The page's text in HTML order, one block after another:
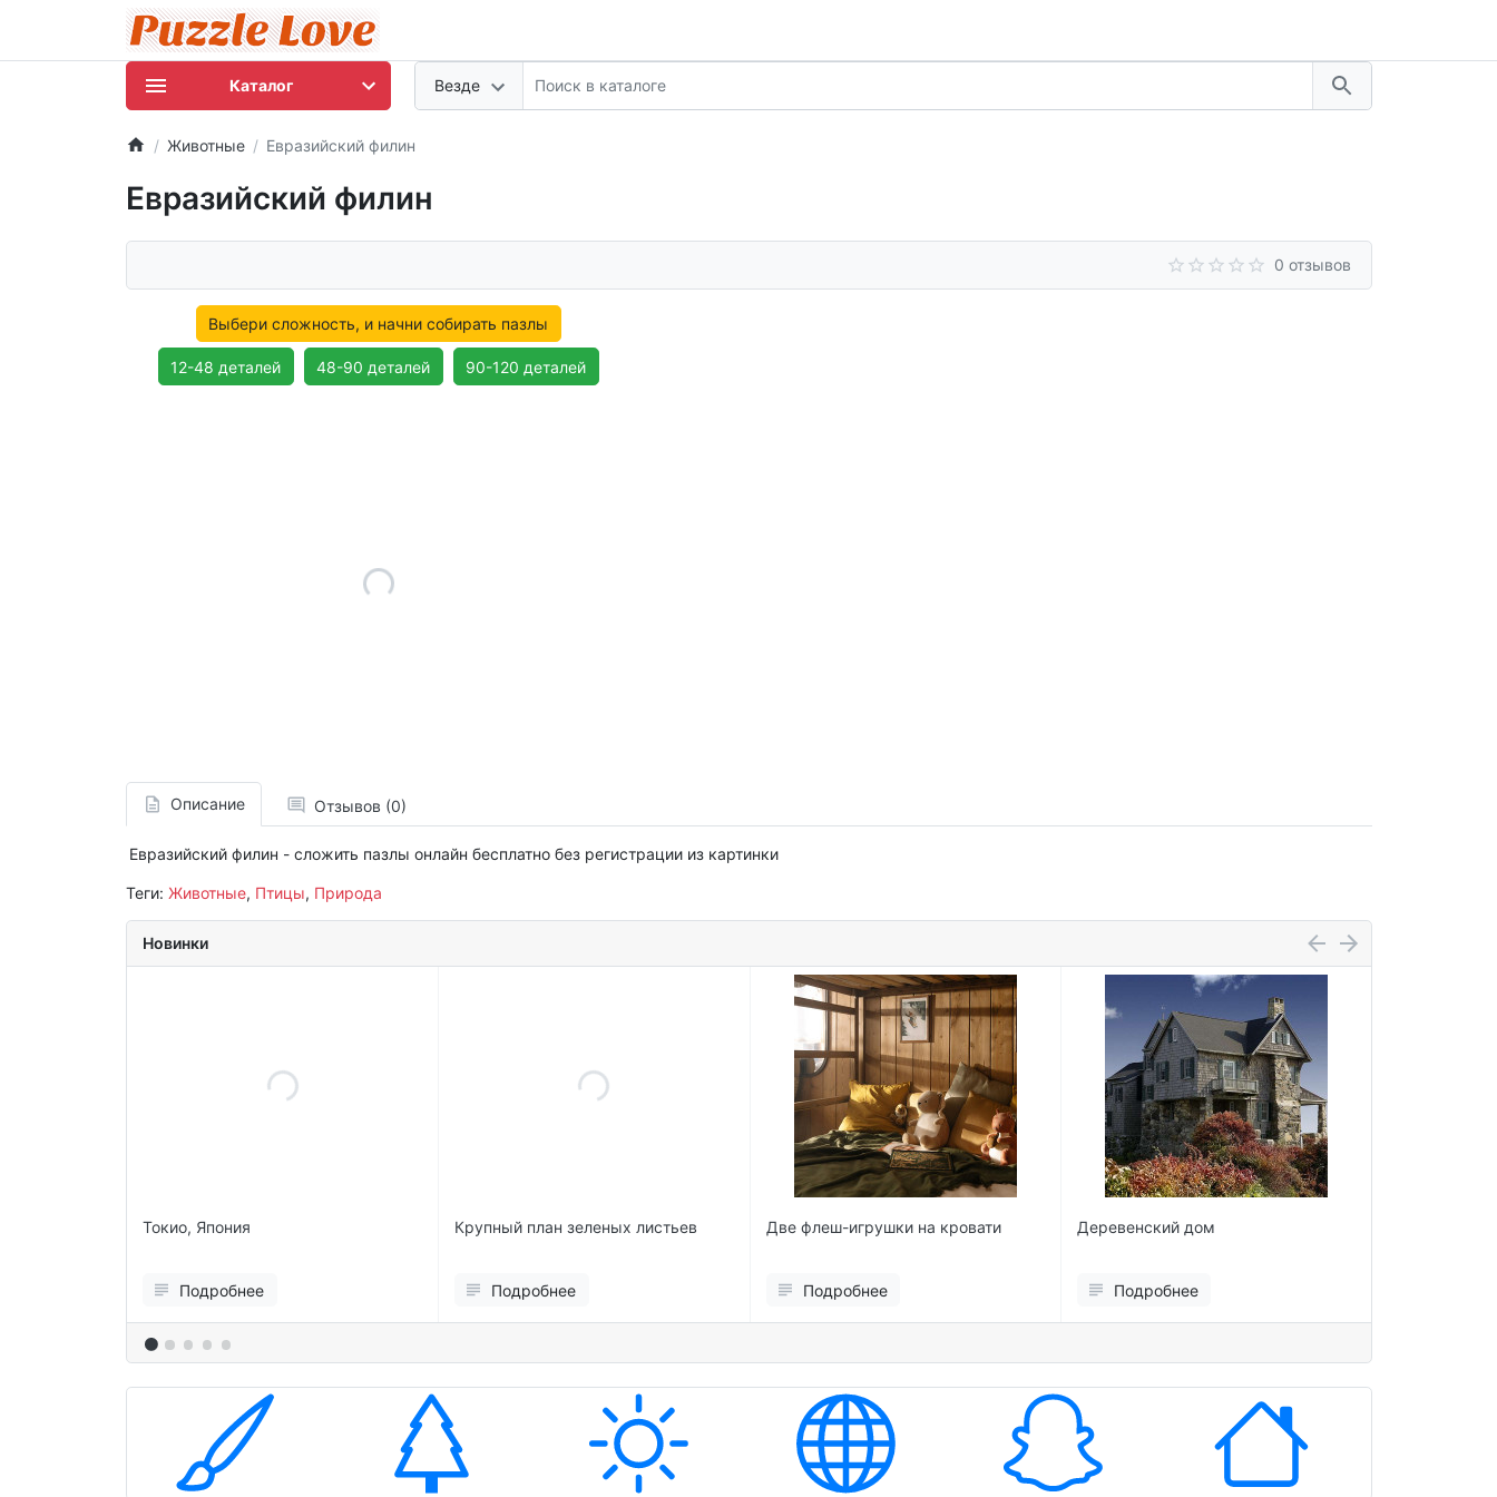
Везде
Каталог
Животные Евразийский филин
Евразийский филин
0 отзывов
Выбери сложность, и начни собирать пазлы
12-48 деталей 48-90 деталей 90-120 деталей
Описание Отзывов (0)
Евразийский филин - сложить пазлы онлайн бесплатно без регистрации из картинки
Теги: Животные, Птицы, Природа
Новинки
Токио, Япония
Подробнее
Крупный план зеленых листьев
Подробнее
Две флеш-игрушки на кровати
Подробнее
Деревенский дом
Подробнее